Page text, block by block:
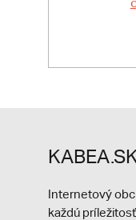
Internetový
každú príležitosť.